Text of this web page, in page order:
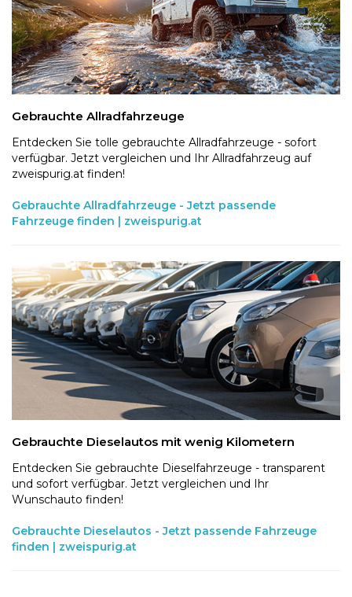
Gebrauchte Allradfahrzeuge
Entdecken Sie tolle gebrauchte Allradfahrzeuge - sofort
verfügbar. Jetzt vergleichen und Ihr Allradfahrzeug auf
zweispurig.at finden!
Gebrauchte Allradfahrzeuge - Jetzt passende
Fahrzeuge finden | zweispurig.at
Gebrauchte Dieselautos mit wenig Kilometern
Entdecken Sie gebrauchte Dieselfahrzeuge - transparent
und sofort verfügbar. Jetzt vergleichen und Ihr
Wunschauto finden!
Gebrauchte Dieselautos - Jetzt passende Fahrzeuge
finden | zweispurig.at